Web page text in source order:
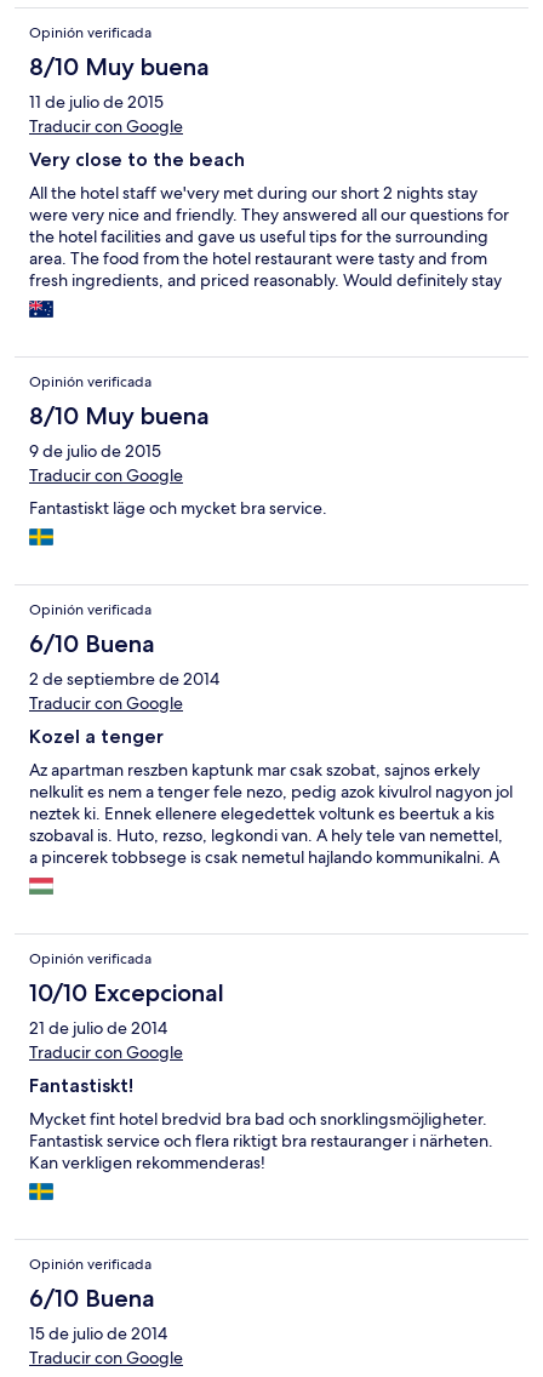
Opinión verificada
8/10 Muy buena
11 de julio de 2015
Traducir con Google
Very close to the beach
All the hotel staff we'very met during our short 2 nights stay
were very nice and friendly. They answered all our questions for
the hotel facilities and gave us useful tips for the surrounding
area. The food from the hotel restaurant were tasty and from
fresh ingredients, and priced reasonably. Would definitely stay
with Vila 4M again and recommend to anyone visiting the
vicinity.
Opinión verificada
8/10 Muy buena
9 de julio de 2015
Traducir con Google
Fantastiskt läge och mycket bra service.
Opinión verificada
6/10 Buena
2 de septiembre de 2014
Traducir con Google
Kozel a tenger
Az apartman reszben kaptunk mar csak szobat, sajnos erkely
nelkulit es nem a tenger fele nezo, pedig azok kivulrol nagyon jol
neztek ki. Ennek ellenere elegedettek voltunk es beertuk a kis
szobaval is. Huto, rezso, legkondi van. A hely tele van nemettel,
a pincerek tobbsege is csak nemetul hajlando kommunikalni. A
hotel ettermeben csak a reggelit probaltuk, ami felejtheto.
Opinión verificada
10/10 Excepcional
21 de julio de 2014
Traducir con Google
Fantastiskt!
Mycket fint hotel bredvid bra bad och snorklingsmöjligheter.
Fantastisk service och flera riktigt bra restauranger i närheten.
Kan verkligen rekommenderas!
Opinión verificada
6/10 Buena
15 de julio de 2014
Traducir con Google